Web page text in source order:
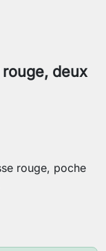
deux
rouge, poche